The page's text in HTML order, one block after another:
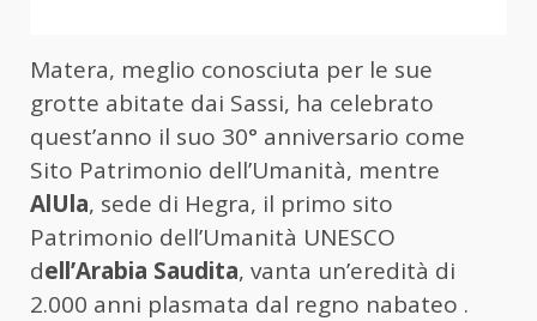
Matera, meglio conosciuta per le sue
grotte abitate dai Sassi, ha celebrato
quest’anno il suo 30° anniversario come
Sito Patrimonio dell’Umanità, mentre
AlUla, sede di Hegra, il primo sito
Patrimonio dell’Umanità UNESCO
dell’Arabia Saudita, vanta un’eredità di
2.000 anni plasmata dal regno nabateo .